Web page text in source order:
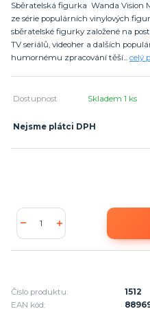
Sběratelská figurka Wanda Vision
ze série populárních vinylových
sběratelské figurky založené na
TV seriálů, videoher a dalších
humornému zpracování těší... celý
Dostupnost Skladem 1 ks
Nejsme plátci DPH
Číslo produktu:
1512
EAN kód: